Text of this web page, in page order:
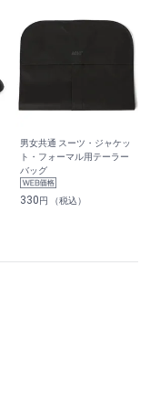
男女共通 スーツ・ジャケッ
ト・フォーマル用テーラー
バッグ
330円 （税込）